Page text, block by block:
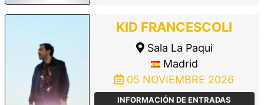
KID FRANCESCOLI
Sala La Paqui
Madrid
05 NOVIEMBRE 2026
INFORMACIÓN DE ENTRADAS